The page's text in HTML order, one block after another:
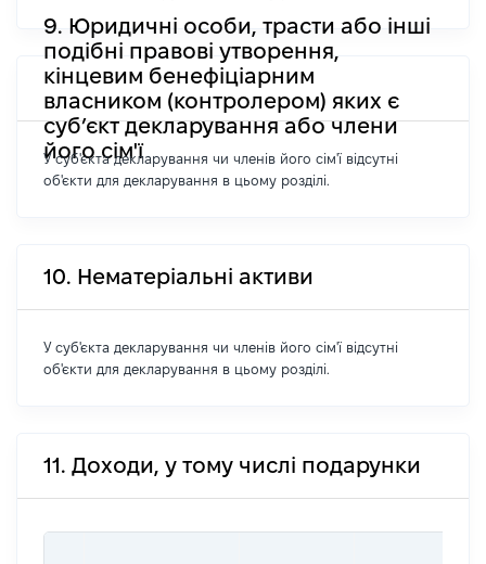
9. Юридичні особи, трасти або інші
подібні правові утворення,
кінцевим бенефіціарним
власником (контролером) яких є
суб’єкт декларування або члени
його сім'ї
У суб'єкта декларування чи членів його сім'ї відсутні
об'єкти для декларування в цьому розділі.
10. Нематеріальні активи
У суб'єкта декларування чи членів його сім'ї відсутні
об'єкти для декларування в цьому розділі.
11. Доходи, у тому числі подарунки